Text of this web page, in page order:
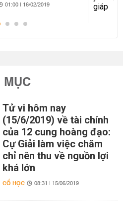
01:00 | 16/02/2019
Tử vi hôm nay
(15/6/2019) về tài chính
của 12 cung hoàng đạo:
Cự Giải làm việc chăm
chỉ nên thu về nguồn lợi
khá lớn
CỔ HỌC 08:31 | 15/06/2019